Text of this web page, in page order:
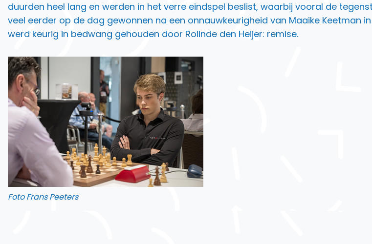
duurden heel lang en werden in het verre eindspel beslist, waarbij vooral de
veel eerder op de dag gewonnen na een onnauwkeurigheid van Maaike Keetman
werd keurig in bedwang gehouden door Rolinde den Heijer: remise.
Foto Frans Peeters